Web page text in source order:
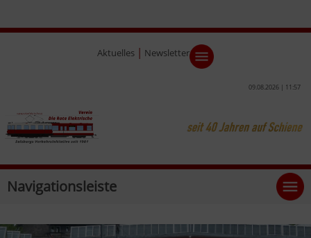
Aktuelles | Newsletter
09.08.2026 | 11:57
Navigationsleiste